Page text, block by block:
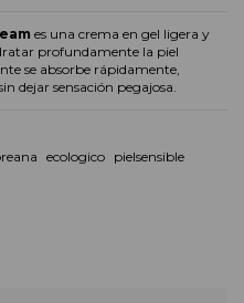
es una crema en gel ligera y
profundamente la piel
se absorbe rápidamente,
dejar sensación pegajosa.
ecologico
pielsensible